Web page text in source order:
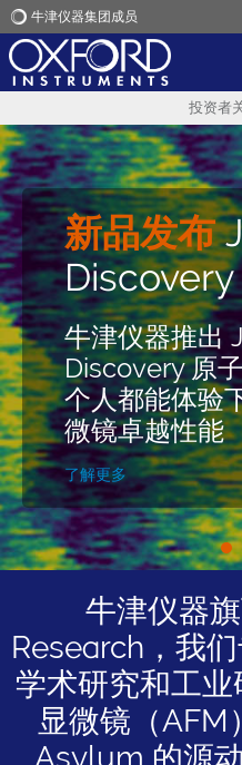
牛津仪器集团成员
投资者
新品发布
Discovery
牛津仪器推出
Discovery 原
个人都能体验
微镜卓越性能
了解更多
Insight
Scientific
Competition.
Open!
立即注册
Vero原子
得新产品
牛津仪器采用
一代原子力显
Vero 近期连
名奖项! Vero
科学技术杂志
Magazine》
R&D 百强奖
Award）和市
可铜奖（2024
Disruptor
Recognition
Award）。
牛津仪器
Research，我
学术研究和工
显微镜（AFM